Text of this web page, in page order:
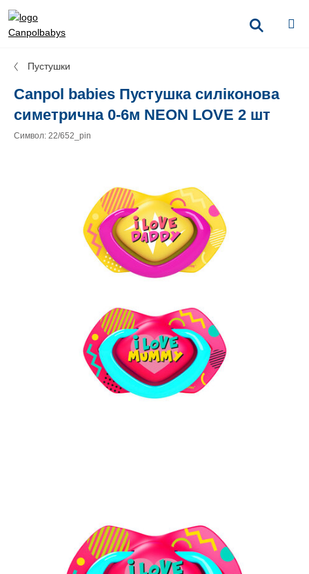
Пустушки
Canpol babies Пустушка силіконова
симетрична 0-6м NEON LOVE 2 шт
Символ: 22/652_pin